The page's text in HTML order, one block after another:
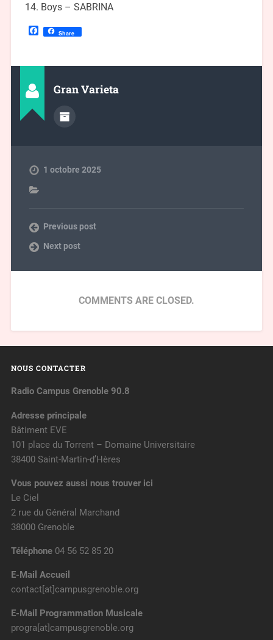
Boys – SABRINA
Facebook
Share
Gran Varieta
1 octobre 2025
Previous post
Next post
COMMENTS ARE CLOSED.
NOUS CONTACTER
Radio Campus Grenoble 90.8
Adresse principale
Bâtiment EVE
101 place du Torrent – Domaine Universitaire
38400 Saint-Martin-d’Hères
Vous pouvez aussi nous trouver ici
Le Ciel
2 rue du Général Marchand
38000 Grenoble
Téléphone04 56 52 85 20
E-Mail Accueil
contact[at]campusgrenoble.org
E-Mail Programmation Musicale
progra[at]campusgrenoble.org